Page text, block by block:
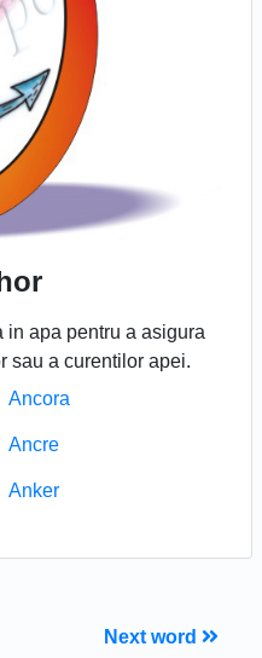
in apa pentru a asigura
sau a curentilor apei.
Ancora
Ancre
Anker
Next word